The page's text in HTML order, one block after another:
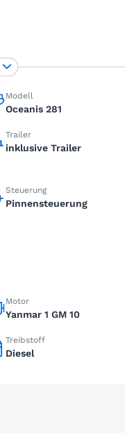
Modell
Oceanis 281
Trailer
inklusive Trailer
Steuerung
Pinnensteuerung
Motor
Yanmar 1 GM 10
Treibstoff
Diesel